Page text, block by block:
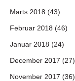
Marts 2018 (43)
Februar 2018 (46)
Januar 2018 (24)
December 2017 (27)
November 2017 (36)